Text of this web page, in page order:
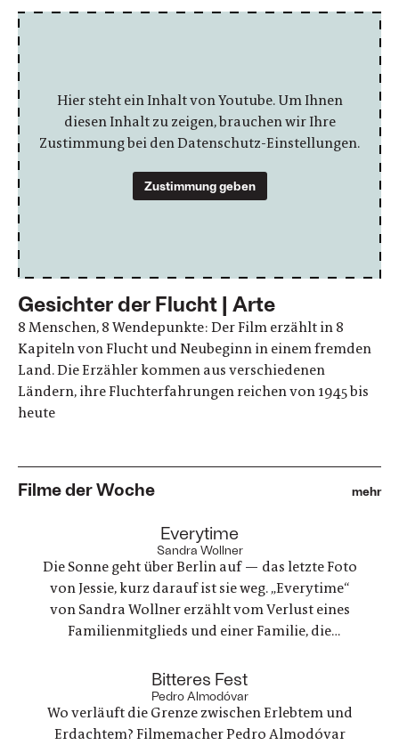
Hier steht ein Inhalt von Youtube. Um Ihnen
diesen Inhalt zu zeigen, brauchen wir Ihre
Zustimmung bei den Datenschutz-Einstellungen.
Zustimmung geben
Gesichter der Flucht | Arte
8 Menschen, 8 Wendepunkte: Der Film erzählt in 8
Kapiteln von Flucht und Neubeginn in einem fremden
Land. Die Erzähler kommen aus verschiedenen
Ländern, ihre Fluchterfahrungen reichen von 1945 bis
heute
Filme der Woche mehr
Everytime
Sandra Wollner
Die Sonne geht über Berlin auf — das letzte Foto
von Jessie, kurz darauf ist sie weg. „Everytime“
von Sandra Wollner erzählt vom Verlust eines
Familienmitglieds und einer Familie, die
ungewöhnlicher Familienurlaub wird zu einem
Spannungsfeld zwischen Trauer, Erinnerungen
und einer Welt, die nie innehält.
Bitteres Fest
Pedro Almodóvar
Wo verläuft die Grenze zwischen Erlebtem und
Erdachtem? Filmemacher Pedro Almodóvar